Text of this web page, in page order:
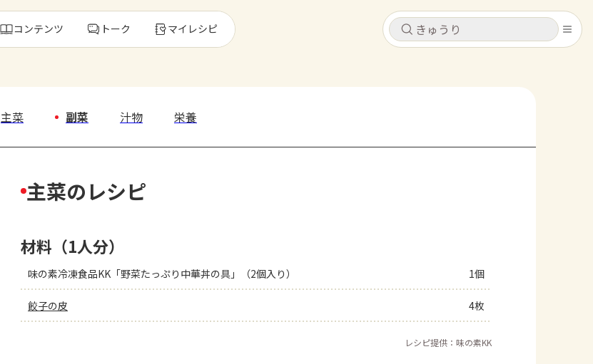
キャンセル
よくあるお問い合わせ
キャンセル
コンテンツ トーク マイレシピ
主菜 副菜 汁物 栄養
主菜のレシピ
材料（1人分）
味の素冷凍食品KK「野菜たっぷり中華丼の具」（2個入り） 1個
餃子の皮 4枚
レシピ提供：味の素KK